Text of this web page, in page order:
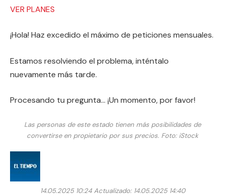
VER PLANES
¡Hola! Haz excedido el máximo de peticiones mensuales.
Estamos resolviendo el problema, inténtalo
nuevamente más tarde.
Procesando tu pregunta… ¡Un momento, por favor!
Las personas de este estado tienen más posibilidades de
convertirse en propietario por sus precios. Foto: iStock
14.05.2025 10:24Actualizado: 14.05.2025 14:40